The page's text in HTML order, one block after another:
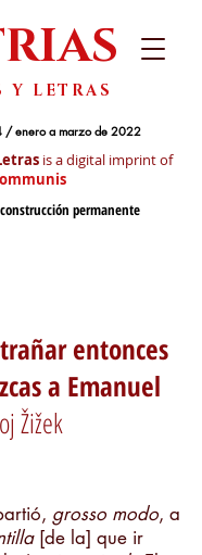
permanente
Y LETRAS
/ enero a marzo de 2022
is a digital imprint of
entonces
a Emanuel
Žižek
grosso modo, a
[de la] que ir